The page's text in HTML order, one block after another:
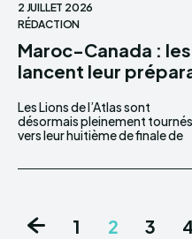
2 JUILLET 2026
RÉDACTION
Maroc-Canada :
lancent leur
Les Lions de l’Atlas sont
désormais pleinement tournés
vers leur huitième de finale de
la Coupe du monde 2026 face
1 2 3